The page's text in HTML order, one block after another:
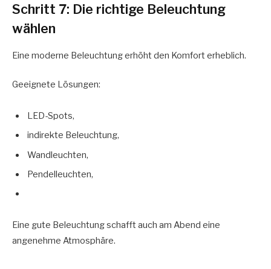
Schritt 7: Die richtige Beleuchtung
wählen
Eine moderne Beleuchtung erhöht den Komfort erheblich.
Geeignete Lösungen:
LED-Spots,
indirekte Beleuchtung,
Wandleuchten,
Pendelleuchten,
Eine gute Beleuchtung schafft auch am Abend eine
angenehme Atmosphäre.